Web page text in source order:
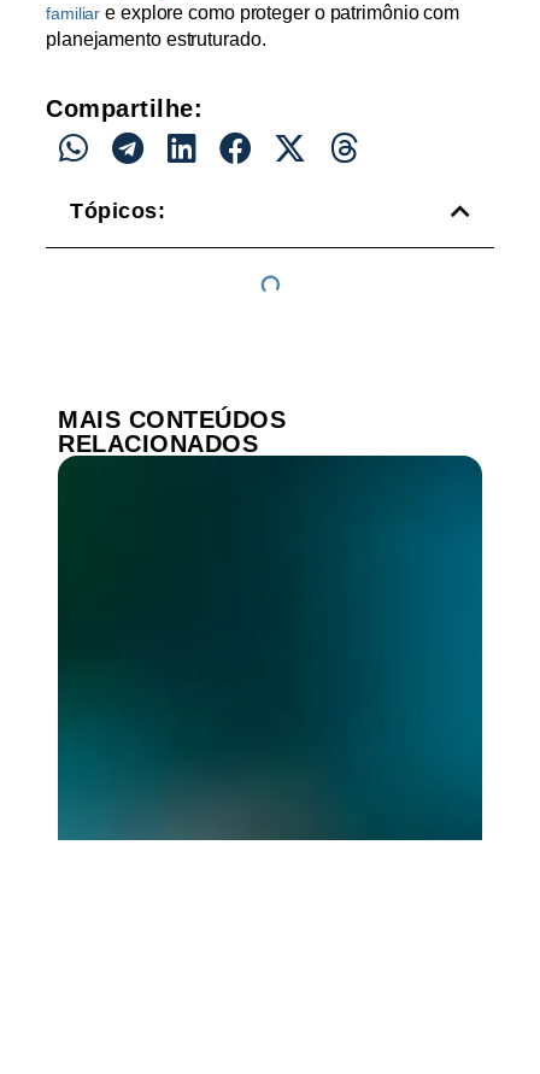
familiar e explore como proteger o patrimônio com
planejamento estruturado.
Compartilhe:
Tópicos:
MAIS CONTEÚDOS
RELACIONADOS